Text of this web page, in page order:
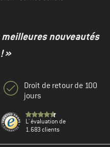
meilleures nouveautés
»
Droit de retour de 100
jours
L' évaluation de
1.683 clients